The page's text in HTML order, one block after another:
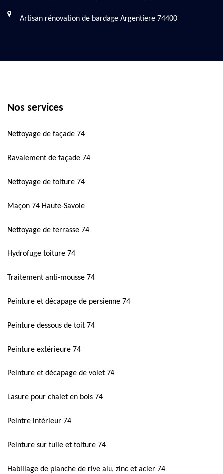
Artisan rénovation de bardage Argentiere 74400
Nos services
Nettoyage de façade 74
Ravalement de façade 74
Nettoyage de toiture 74
Maçon 74 Haute-Savoie
Nettoyage de terrasse 74
Hydrofuge toiture 74
Traitement anti-mousse 74
Peinture et décapage de persienne 74
Peinture dessous de toit 74
Peinture extérieure 74
Peinture et décapage de volet 74
Lasure pour chalet en bois 74
Peintre intérieur 74
Peinture sur tuile et toiture 74
Habillage de planche de rive alu, zinc et acier 74